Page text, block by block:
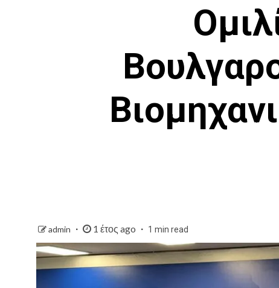
admin 1 έτος ago 1 min read